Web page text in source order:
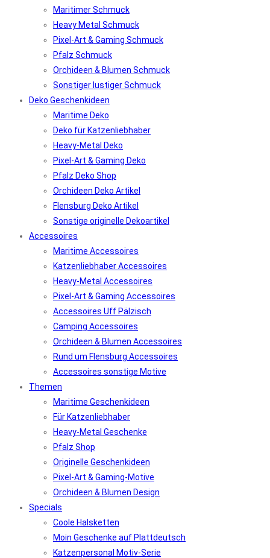
Maritimer Schmuck
Heavy Metal Schmuck
Pixel-Art & Gaming Schmuck
Pfalz Schmuck
Orchideen & Blumen Schmuck
Sonstiger lustiger Schmuck
Deko Geschenkideen
Maritime Deko
Deko für Katzenliebhaber
Heavy-Metal Deko
Pixel-Art & Gaming Deko
Pfalz Deko Shop
Orchideen Deko Artikel
Flensburg Deko Artikel
Sonstige originelle Dekoartikel
Accessoires
Maritime Accessoires
Katzenliebhaber Accessoires
Heavy-Metal Accessoires
Pixel-Art & Gaming Accessoires
Accessoires Uff Pälzisch
Camping Accessoires
Orchideen & Blumen Accessoires
Rund um Flensburg Accessoires
Accessoires sonstige Motive
Themen
Maritime Geschenkideen
Für Katzenliebhaber
Heavy-Metal Geschenke
Pfalz Shop
Originelle Geschenkideen
Pixel-Art & Gaming-Motive
Orchideen & Blumen Design
Specials
Coole Halsketten
Moin Geschenke auf Plattdeutsch
Katzenpersonal Motiv-Serie